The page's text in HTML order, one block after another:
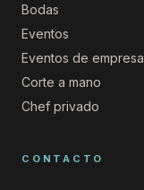
Bodas
Eventos
Eventos de empresa
Corte a mano
Chef privado
CONTACTO